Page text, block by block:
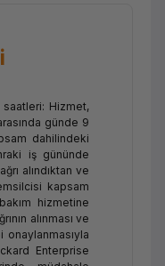
saatleri: Hizmet,
günde 9
dahilindeki
iş gününde
alındıktan ve
kapsam
hizmetine
alınması ve
onaylanmasıyla
Enterprise